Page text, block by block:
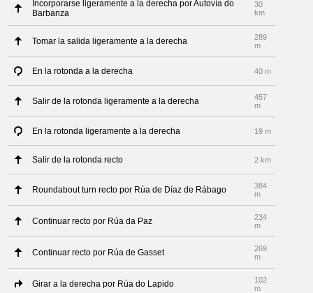
Incorporarse ligeramente a la derecha por Autovía do
Barbanza
30
km
Tomar la salida ligeramente a la derecha
289
m
En la rotonda a la derecha 40 m
Salir de la rotonda ligeramente a la derecha
457
m
En la rotonda ligeramente a la derecha 19 m
Salir de la rotonda recto 2 km
Roundabout turn recto por Rúa de Díaz de Rábago
384
m
Continuar recto por Rúa da Paz
234
m
Continuar recto por Rúa de Gasset
269
m
Girar a la derecha por Rúa do Lapido
102
m